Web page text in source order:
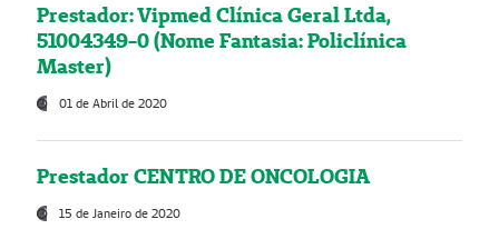
Prestador: Vipmed Clínica Geral Ltda,
51004349-0 (Nome Fantasia: Policlínica
Master)
01 de Abril de 2020
Prestador CENTRO DE ONCOLOGIA
15 de Janeiro de 2020